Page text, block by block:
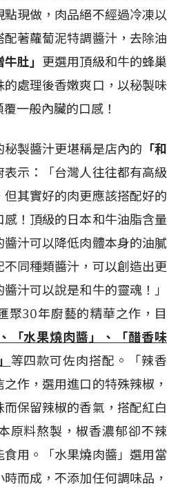
現做，肉品絕不經過冷凍以
著蘿蔔泥特調醬汁，去除油
肚」 更選用頂級和牛的蜂巢
處理後香嫩爽口，以秘製味
一般內臟的口感！
秘製醬汁更堪稱是店內的 「和
表示：「台灣人往往都有高級
其實好的肉更應該搭配好的
！頂級的日本和牛油脂含量
汁可以降低肉體本身的油膩
同種類醬汁，可以創造出更
汁可以說是和牛的靈魂！」
聚30年廚藝的精華之作，目
「水果燒肉醬」、「醋香味
等四款可佐肉搭配。「辣香
作，選用進口的特殊辣椒，
保留辣椒的香氣，搭配紅白
原料熬製，椒香濃郁卻不辣
用。「水果燒肉醬」選用當
而成，不添加任何調味品，